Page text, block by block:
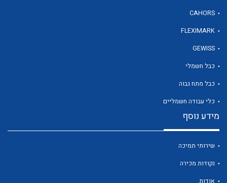
CAHORS
FLEXIMARK
GEWISS
כבל חשמלי
כבל מתח גבוה
כלי עבודה חשמליים
מידע נוסף
שירותי תמיכה
נקודות מכירה
אודות